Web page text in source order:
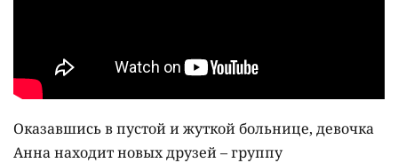
Оказавшись в пустой и жуткой больнице, девочка
Анна находит новых друзей – группу